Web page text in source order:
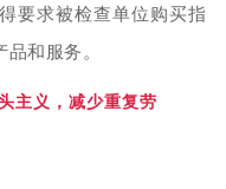
要求被检查单位购买指
和服务。
主义，减少重复劳